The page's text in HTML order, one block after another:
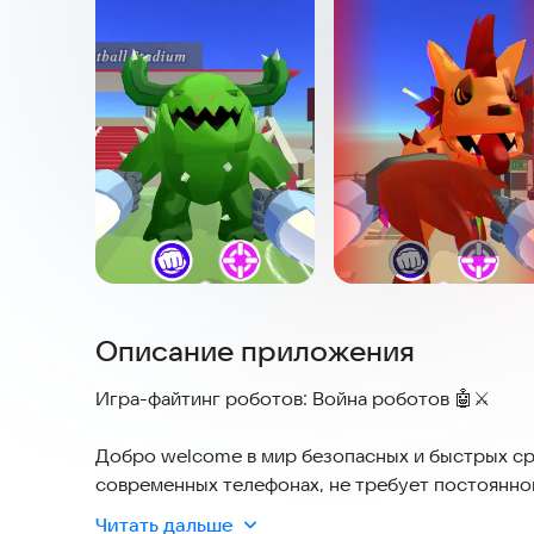
Описание приложения
Игра-файтинг роботов: Война роботов 🤖⚔️
Добро welcome в мир безопасных и быстрых
современных телефонах, не требует
обновляется для защиты данных.
Читать дальше